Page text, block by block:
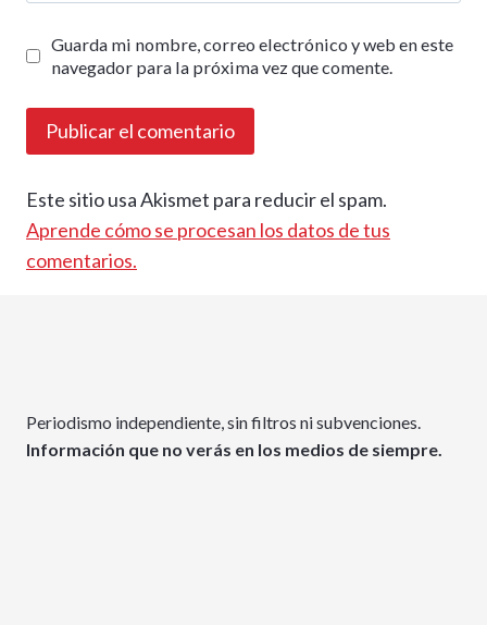
Guarda mi nombre, correo electrónico y web en este
navegador para la próxima vez que comente.
Este sitio usa Akismet para reducir el spam.
Aprende cómo se procesan los datos de tus
comentarios.
Periodismo independiente, sin filtros ni subvenciones.
Información que no verás en los medios de siempre.